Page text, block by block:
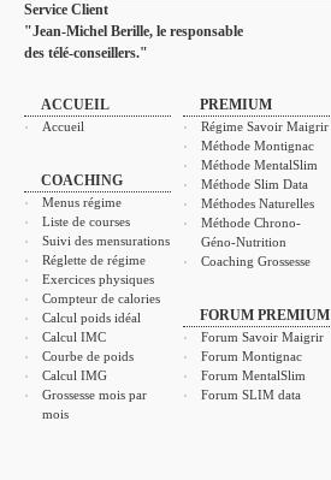
Service Client
"Jean-Michel Berille, le responsable
des télé-conseillers."
ACCUEIL
Accueil
COACHING
Menus régime
Liste de courses
Suivi des mensurations
Réglette de régime
Exercices physiques
Compteur de calories
Calcul poids idéal
Calcul IMC
Courbe de poids
Calcul IMG
Grossesse mois par
mois
PREMIUM
Régime Savoir Maigrir
Méthode Montignac
Méthode MentalSlim
Méthode Slim Data
Méthodes Naturelles
Méthode Chrono-
Géno-Nutrition
Coaching Grossesse
FORUM PREMIUM
Forum Savoir Maigrir
Forum Montignac
Forum MentalSlim
Forum SLIM data